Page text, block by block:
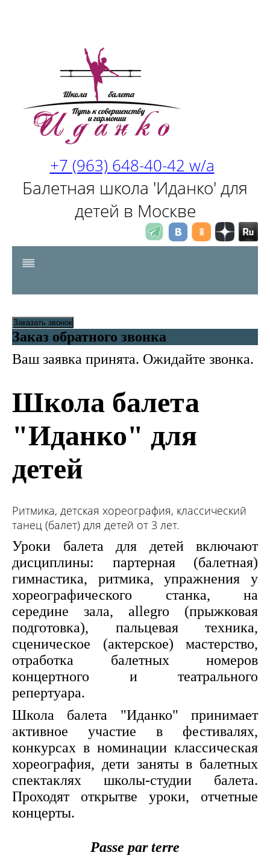
+7 (963) 648-40-42 w/a
Балетная школа 'Иданко' для
детей в Москве
Заказать звонок
Заказ обратного звонка
Ваш заявка принята. Ожидайте звонка.
Школа балета
"Иданко" для
детей
Ритмика, детская хореография, классический
танец (балет) для детей от 3 лет.
Уроки балета для детей включают
дисциплины: партерная (балетная)
гимнастика, ритмика, упражнения у
хореографического станка, на
середине зала, allegro (прыжковая
подготовка), пальцевая техника,
сценическое (актерское) мастерство,
отработка балетных номеров
концертного и театрального
репертуара.
Школа балета "Иданко" принимает
активное участие в фестивалях,
конкурсах в номинации классическая
хореография, дети заняты в балетных
спектаклях школы-студии балета.
Проходят открытве уроки, отчетные
концерты.
Passe par terre